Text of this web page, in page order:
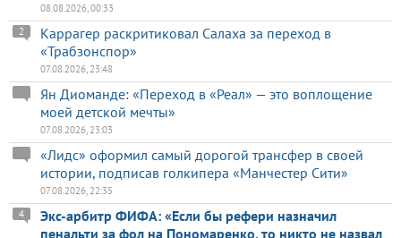
08.08.2026, 00:33
Каррагер раскритиковал Салаха за переход в
«Трабзонспор»
2
07.08.2026, 23:48
Ян Диоманде: «Переход в «Реал» — это воплощение
моей детской мечты»
07.08.2026, 23:03
«Лидс» оформил самый дорогой трансфер в своей
истории, подписав голкипера «Манчестер Сити»
07.08.2026, 22:35
Экс-арбитр ФИФА: «Если бы рефери назначил
пенальти за фол на Пономаренко, то никто не назвал
4